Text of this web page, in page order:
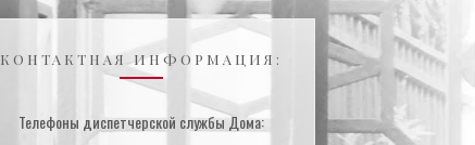
КОНТАКТНАЯ ИНФОРМАЦИЯ:
Телефоны диспетчерской службы Дома: